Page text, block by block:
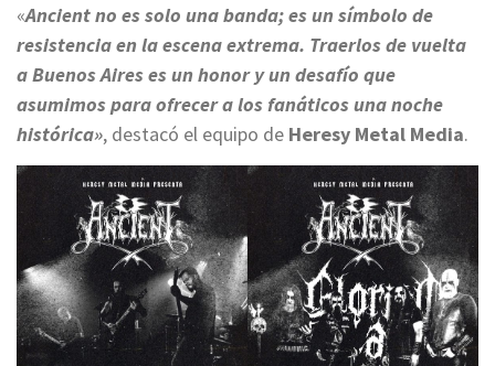
«Ancient no es solo una banda; es un símbolo de
resistencia en la escena extrema. Traerlos de vuelta
a Buenos Aires es un honor y un desafío que
asumimos para ofrecer a los fanáticosuna noche
histórica», destacó el equipo de Heresy Metal Media.